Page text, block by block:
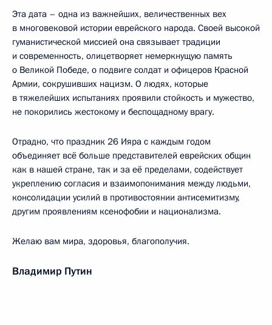
Эта дата – одна из важнейших, величественных вех
в многовековой истории еврейского народа. Своей высокой
гуманистической миссией она связывает традиции
и современность, олицетворяет немеркнущую память
о Великой Победе, о подвиге солдат и офицеров Красной
Армии, сокрушивших нацизм. О людях, которые
в тяжелейших испытаниях проявили стойкость и мужество,
не покорились жестокому и беспощадному врагу.
Отрадно, что праздник 26 Ияра с каждым годом
объединяет всё больше представителей еврейских общин
как в нашей стране, так и за её пределами, содействует
укреплению согласия и взаимопонимания между людьми,
консолидации усилий в противостоянии антисемитизму,
другим проявлениям ксенофобии и национализма.
Желаю вам мира, здоровья, благополучия.
Владимир Путин